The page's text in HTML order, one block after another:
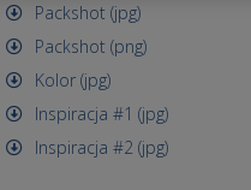
Packshot (jpg)
Packshot (png)
Kolor (jpg)
Inspiracja #1 (jpg)
Inspiracja #2 (jpg)